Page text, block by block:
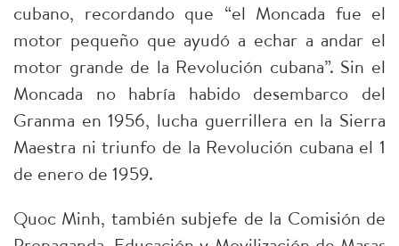
cubano, recordando que “el Moncada fue el
motor pequeño que ayudó a echar a andar el
motor grande de la Revolución cubana”. Sin el
Moncada no habría habido desembarco del
Granma en 1956, lucha guerrillera en la Sierra
Maestra ni triunfo de la Revolución cubana el 1
de enero de 1959.
Quoc Minh, también subjefe de la Comisión de